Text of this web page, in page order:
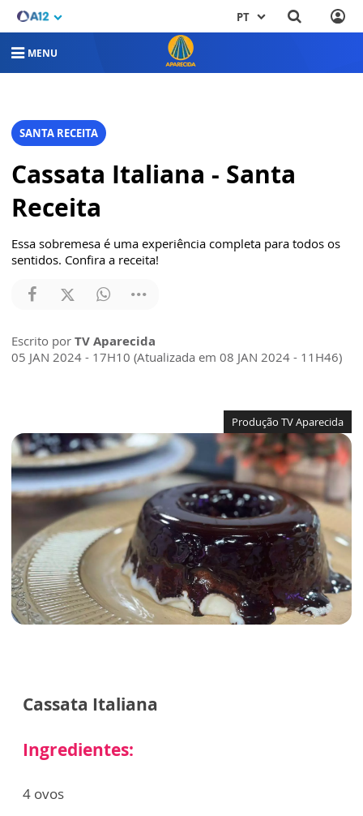
PT
MENU
SANTA RECEITA
Cassata Italiana - Santa
Receita
Essa sobremesa é uma experiência completa para todos os
sentidos. Confira a receita!
Escrito por TV Aparecida
05 JAN 2024 - 17H10 (Atualizada em 08 JAN 2024 - 11H46)
Produção TV Aparecida
Cassata Italiana
Ingredientes:
4 ovos